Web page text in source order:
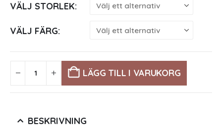
VÄLJ STORLEK
VÄLJ FÄRG
LÄGG TILL I VARUKORG
BESKRIVNING